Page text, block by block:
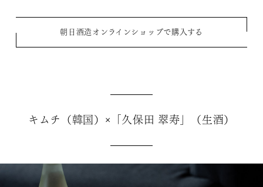
朝日酒造オンラインショップで購入する
キムチ（韓国）×「久保田 翠寿」（生酒）